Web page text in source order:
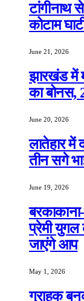
टांगीनाथ
कोटाम
June 21, 2026
झारखंड में
का बोनस,
June 20, 2026
लातेहार में
तीन सगे
June 19, 2026
प्रेमी युगल
जाएंगे आप
May 1, 2026
ग्राहक